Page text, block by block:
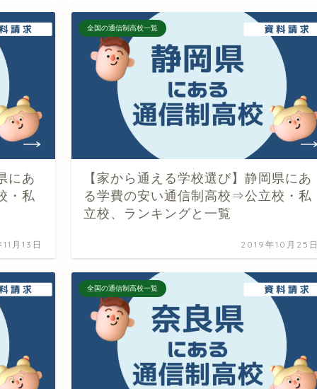
にあ
・私
月13日
全国の通信制高校一覧
【家から通える学校選び】静岡県にあ
る学費の安い通信制高校⇒公立校・私
立校、ランキングと一覧
2019年10月25日
全国の通信制高校一覧